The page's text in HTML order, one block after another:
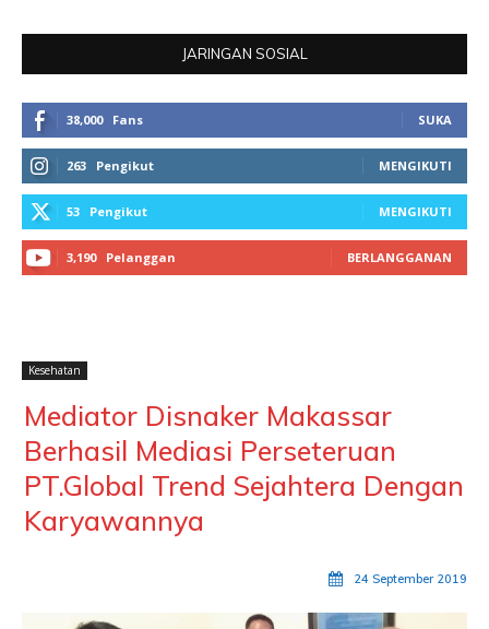
JARINGAN SOSIAL
38,000 Fans SUKA
263 Pengikut MENGIKUTI
53 Pengikut MENGIKUTI
3,190 Pelanggan BERLANGGANAN